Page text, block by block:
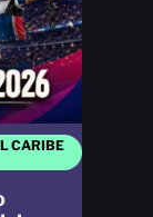
CARIBE